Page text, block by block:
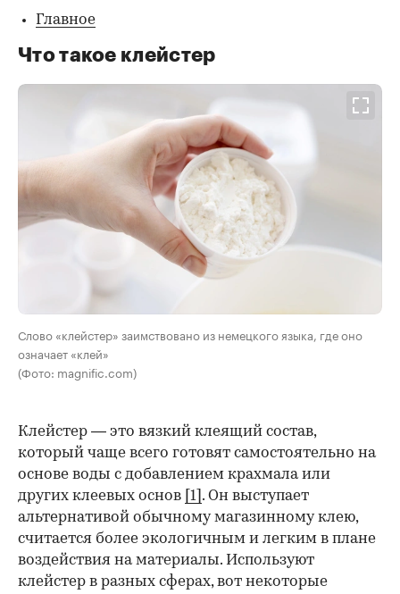
Главное
Что такое клейстер
Слово «клейстер» заимствовано из немецкого языка, где оно
означает «клей»
(Фото: magnific.com)
00:00 / 00:00
Клейстер — это вязкий клеящий состав,
который чаще всего готовят самостоятельно на
основе воды с добавлением крахмала или
других клеевых основ [1] . Он выступает
альтернативой обычному магазинному клею,
считается более экологичным и легким в плане
воздействия на материалы. Используют
клейстер в разных сферах, вот некоторые